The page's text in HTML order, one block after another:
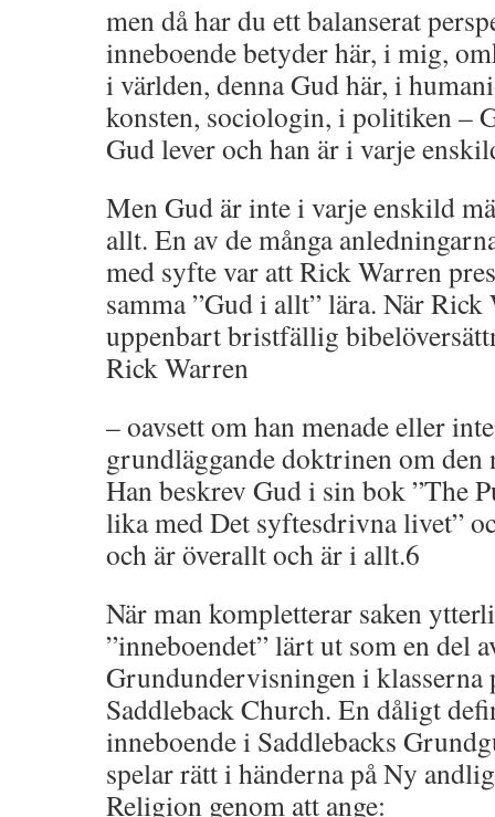
men då har du ett balanserat
inneboende betyder här, i mig,
i världen, denna Gud här, i
konsten, sociologin, i politiken –
Gud lever och han är i varje
Men Gud är inte i varje enskild
allt. En av de många
med syfte var att Rick Warren
samma ”Gud i allt” lära. När Rick
uppenbart bristfällig
Rick Warren
– oavsett om han menade eller
grundläggande doktrinen om den
Han beskrev Gud i sin bok ”The
lika med Det syftesdrivna livet”
och är överallt och är i allt.6
När man kompletterar saken
”inneboendet” lärt ut som en del
Grundundervisningen i klasserna
Saddleback Church. En dåligt
inneboende i Saddlebacks
spelar rätt i händerna på Ny
Religion genom att ange: